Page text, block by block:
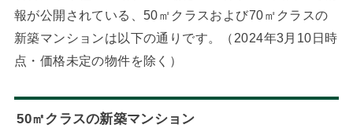
報が公開されている、50㎡クラスおよび70㎡クラスの
新築マンションは以下の通りです。（2024年3月10日時
点・価格未定の物件を除く）
50㎡クラスの新築マンション